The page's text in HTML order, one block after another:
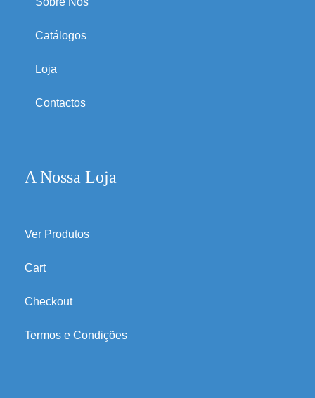
Catálogos
Loja
Contactos
A Nossa Loja
Ver Produtos
Cart
Checkout
Termos e Condições